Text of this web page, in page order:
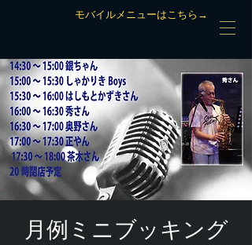
モバイルメニューはこちら→
月例ミニブッキング